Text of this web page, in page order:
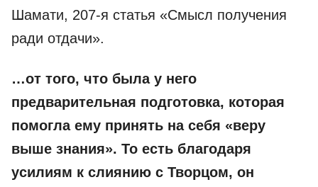
Шамати, 207-я статья «Смысл получения
ради отдачи».
…от того, что была у него
предварительная подготовка, которая
помогла ему принять на себя «веру
выше знания». То есть благодаря
усилиям к слиянию с Творцом, он